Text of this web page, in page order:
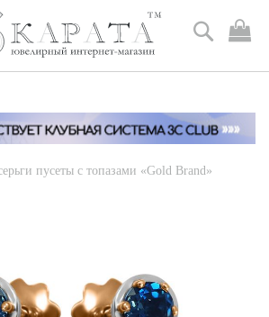
Поиск
пусеты с топазами «Gold Brand»